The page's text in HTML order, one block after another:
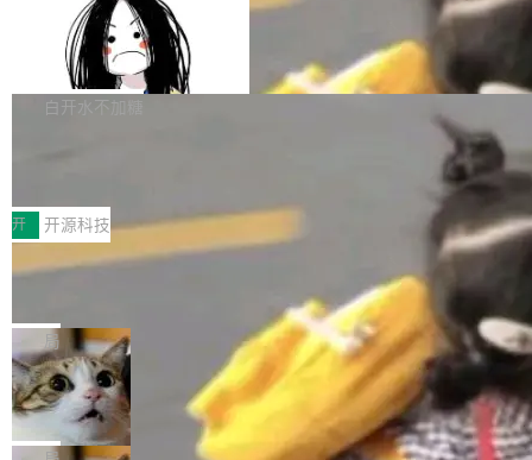
pedia 于去年底上线，定位为由人工智能生成内
容的百科平台，被马斯克视为传统众包百科网站
维基百科的替代方案。Lawfare 调查发现，无论
热门页面还是低关注度页面，均未出现近期更
eloadableResourceBundleMessageSource、
声明 LocaleResolver、注册 LocaleChangeInt
erceptor…五六步之后才能看到第一行翻译文
本。 Solon 换了个方式。整个 i18n 模块围绕三
Apache Doris 4.1 全面增强 Iceberg：
支持 UPDATE、MERGE INTO 与 Iceb
erg V3
Apache Doris 4.1 要补齐的，正是缺失的那一
半。在已有查询能力的基础上，Doris 进一步支
常维护操作，并完整支持 Iceberg V3 格式。
白开水不加糖
村国家自主创新示范区会议中心开幕。本届大会
由中关村智联软件服务业质量创新联盟主办，以
“智构可信·质创未来——AI原生时代的质量新范
式”为主题，直面AI从实验室走向规模化产业落地
的核心质量命题。会上，《2026智能研发生产力
工具选型手册》发布，Testin云测的Testin XAge
nt智能测试系统入选AI测试领域代表产品。对CI
O而言，这提示了一个转变：AI测试正在从效率
工具升级为企业的质量基础设施。 CIO面对的新
开 开源科技
让非法状态不可表示：一篇关于 ADT
有一种东西，一旦用过就回不去了。Alex Fedos
eev 管它叫"软件设计的基石"。 他说的东西不新
鲜——代数数据类型（ADT），尤其是和类型
（sum type）。但他说清楚了一件事：这不是类
型系统的学术体操，是日常编码的思维方式。 文
章从一个简单的例子切入。一个网站的深色主题
局
Cloudflare 开源内部企业 AI 平台 Clou
dflare OS
Cloudflare 发布了一个开源项目 Cloudflare O
S。如果你只看官方博客，你会觉得这是又一